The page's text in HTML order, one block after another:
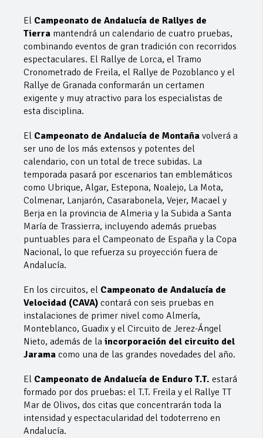
El Campeonato de Andalucía de Rallyes de
Tierra mantendrá un calendario de cuatro pruebas,
combinando eventos de gran tradición con recorridos
espectaculares. El Rallye de Lorca, el Tramo
Cronometrado de Freila, el Rallye de Pozoblanco y el
Rallye de Granada conformarán un certamen
exigente y muy atractivo para los especialistas de
esta disciplina.
El Campeonato de Andalucía de Montaña volverá a
ser uno de los más extensos y potentes del
calendario, con un total de trece subidas. La
temporada pasará por escenarios tan emblemáticos
como Ubrique, Algar, Estepona, Noalejo, La Mota,
Colmenar, Lanjarón, Casarabonela, Vejer, Macael y
Berja en la provincia de Almeria y la Subida a Santa
María de Trassierra, incluyendo además pruebas
puntuables para el Campeonato de España y la Copa
Nacional, lo que refuerza su proyección fuera de
Andalucía.
En los circuitos, el Campeonato de Andalucía de
Velocidad (CAVA) contará con seis pruebas en
instalaciones de primer nivel como Almería,
Monteblanco, Guadix y el Circuito de Jerez-Ángel
Nieto, además de la incorporación del circuito del
Jarama como una de las grandes novedades del año.
El Campeonato de Andalucía de Enduro T.T. estará
formado por dos pruebas: el T.T. Freila y el Rallye TT
Mar de Olivos, dos citas que concentrarán toda la
intensidad y espectacularidad del todoterreno en
Andalucía.